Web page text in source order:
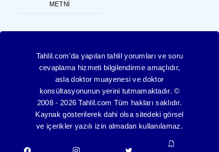
METNI
Tahlil.com'da yapılan tahlil yorumları ve soru
cevaplama hizmeti bilgilendirme amaçlıdır,
asla doktor muayenesi ve doktor
konsültasyonunun yerini tutmamaktadır. ©
2008 - 2026 Tahlil.com Tüm hakları saklıdır.
Kaynak gösterilerek dahi olsa sitedeki görsel
ve içerikler yazılı izin almadan kullanılamaz.